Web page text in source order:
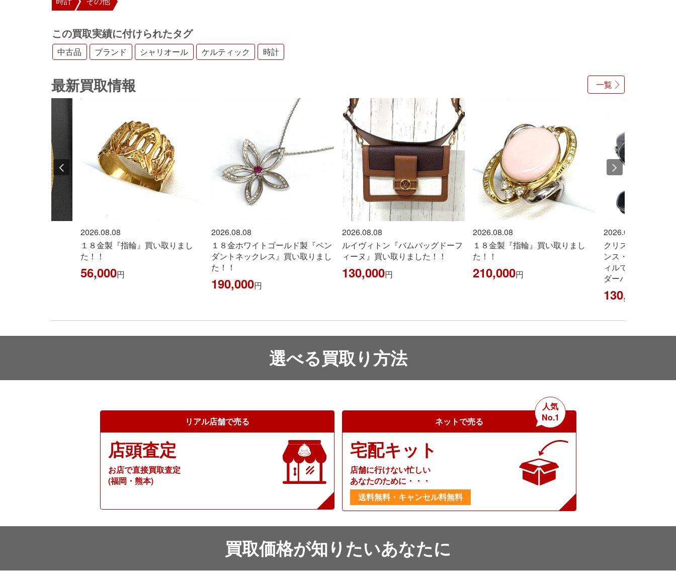
この買取実績に付けられたタグ
中古品 ブランド シャリオール ケルティック 時計
一覧
最新買取情報
2026.08.08
１８金製『指輪』買い取りまし
た！！
56,000円
2026.08.08
１８金ホワイトゴールド製『ペン
ダントネックレス』買い取りまし
た！！
190,000円
2026.08.08
ルイヴィトン『バムバッグドーフ
ィーヌ』買い取りました！！
130,000円
2026.08.08
１８金製『指輪』買い取りまし
た！！
210,000円
2026.08.08
クリスチャン・デ
ンス・ノルマンデ
ィルで生まれ『デ
ダーバッグ』買い
130,000
選べる買取り方法
リアル店舗で売る
店頭査定
お店で直接買取査定
(福岡・熊本)
ネットで売る
人気
No.1
宅配キット
店舗に行けない忙しい
あなたのために・・・
送料無料・キャンセル料無料
買取価格が知りたいあなたに